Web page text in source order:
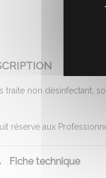
traite non désinfectant,
réservé aux
Fiche technique